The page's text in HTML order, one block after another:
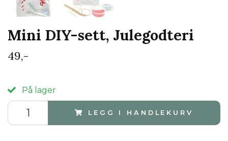
Mini DIY-sett, Julegodteri
49,-
På lager
LEGG I HANDLEKURV